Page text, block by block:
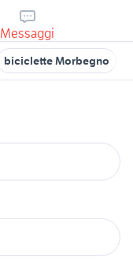
Messaggi
biciclette Morbegno